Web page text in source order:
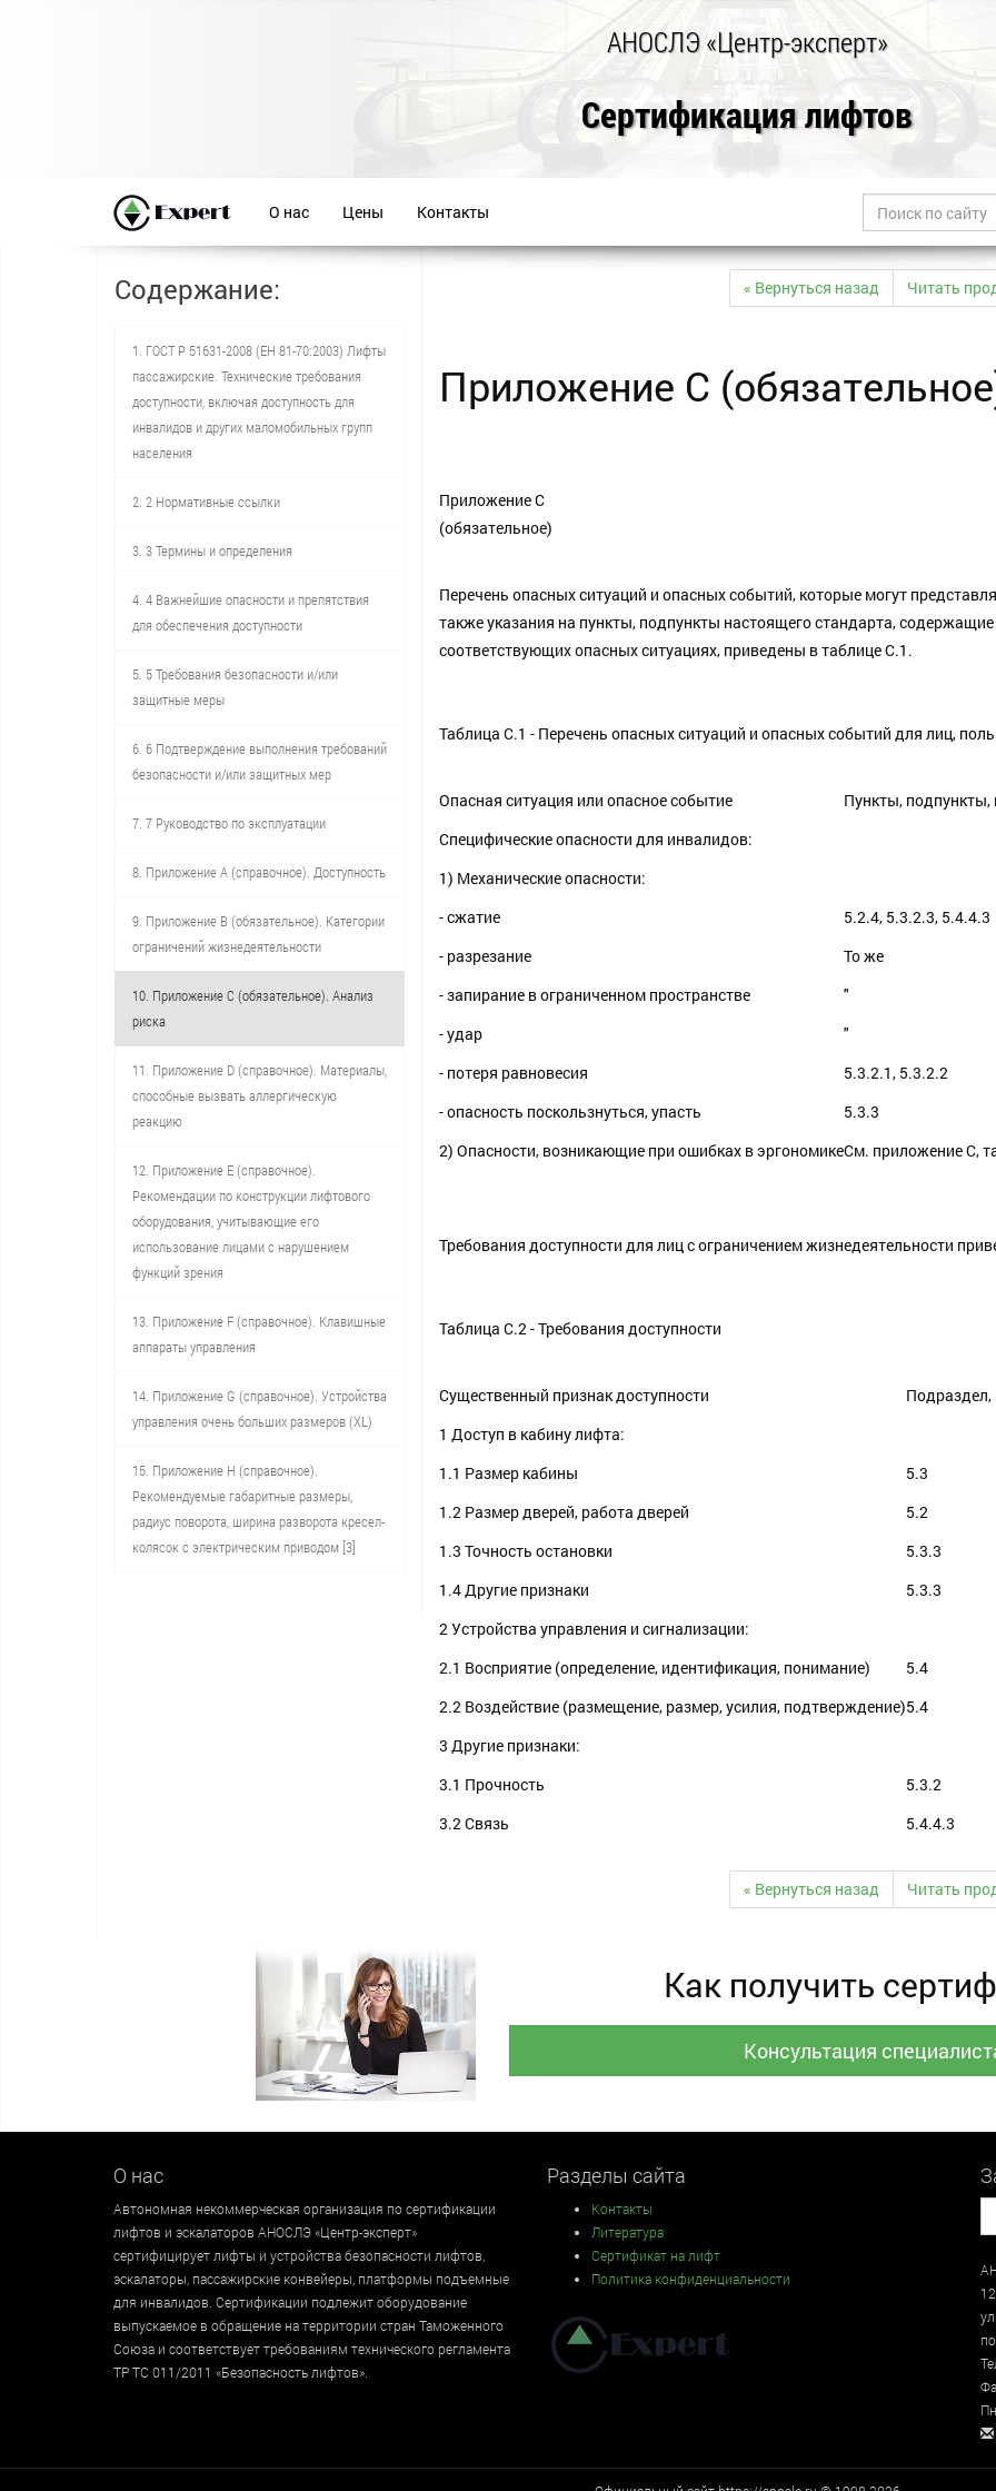
АНОСЛЭ «Центр-эксперт»
Сертификация лифтов
О нас Цены Контакты
« Вернуться назад Читать
Приложение С
Приложение С
(обязательное)
Перечень опасных ситуаций и опасных событий, которые могут
также указания на пункты, подпункты настоящего стандарта,
соответствующих опасных ситуациях, приведены в таблице С.1.
Таблица С.1 - Перечень опасных ситуаций и опасных событий для лиц,
Опасная ситуация или опасное событие
Пункты, подпункты,
Специфические опасности для инвалидов:
1) Механические опасности:
- сжатие
5.2.4, 5.3.2.3, 5.4.4.3
- разрезание
То же
- запирание в ограниченном пространстве
"
- удар
"
- потеря равновесия
5.3.2.1, 5.3.2.2
- опасность поскользнуться, упасть
5.3.3
2) Опасности, возникающие при ошибках в эргономикеСм. приложение С,
Требования доступности для лиц с ограничением жизнедеятельности
Таблица С.2 - Требования доступности
Существенный признак доступности
Подраздел,
1 Доступ в кабину лифта:
1.1 Размер кабины
5.3
1.2 Размер дверей, работа дверей
5.2
1.3 Точность остановки
5.3.3
1.4 Другие признаки
5.3.3
2 Устройства управления и сигнализации:
2.1 Восприятие (определение, идентификация, понимание)
5.4
2.2 Воздействие (размещение, размер, усилия, подтверждение)5.4
3 Другие признаки:
3.1 Прочность
5.3.2
3.2 Связь
5.4.4.3
« Вернуться назад Читать
Содержание:
1. ГОСТ Р 51631-2008 (ЕН 81-70:2003) Лифты
пассажирские. Технические требования
доступности, включая доступность для
инвалидов и других маломобильных групп
населения
2. 2 Нормативные ссылки
3. 3 Термины и определения
4. 4 Важнейшие опасности и препятствия
для обеспечения доступности
5. 5 Требования безопасности и/или
защитные меры
6. 6 Подтверждение выполнения требований
безопасности и/или защитных мер
7. 7 Руководство по эксплуатации
8. Приложение А (справочное). Доступность
9. Приложение В (обязательное). Категории
ограничений жизнедеятельности
10. Приложение С (обязательное). Анализ
риска
11. Приложение D (справочное). Материалы,
способные вызвать аллергическую
реакцию
12. Приложение Е (справочное).
Рекомендации по конструкции лифтового
оборудования, учитывающие его
использование лицами с нарушением
функций зрения
13. Приложение F (справочное). Клавишные
аппараты управления
14. Приложение G (справочное). Устройства
управления очень больших размеров (XL)
15. Приложение Н (справочное).
Рекомендуемые габаритные размеры,
радиус поворота, ширина разворота кресел-
колясок с электрическим приводом [3]
Как получить
Консультация
О нас
Автономная некоммерческая организация по сертификации
лифтов и эскалаторов АНОСЛЭ «Центр-эксперт»
сертифицирует лифты и устройства безопасности лифтов,
эскалаторы, пассажирские конвейеры, платформы подъемные
для инвалидов. Сертификации подлежит оборудование
выпускаемое в обращение на территории стран Таможенного
Союза и соответствует требованиям технического регламента
ТР ТС 011/2011 «Безопасность лифтов».
Разделы сайта
Контакты
Литература
Сертификат на лифт
Политика конфиденциальности